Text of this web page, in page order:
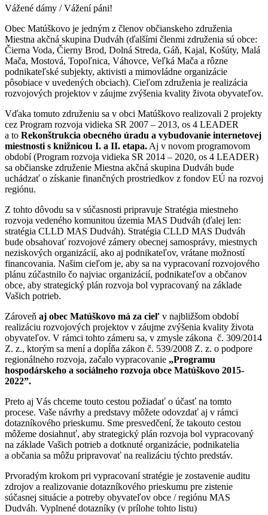
Vážené dámy / Vážení páni!
Obec Matúškovo je jedným z členov občianskeho združenia
Miestna akčná skupina Dudváh (ďalšími členmi združenia sú obce:
Čierna Voda, Čierny Brod, Dolná Streda, Gáň, Kajal, Košúty, Malá
Mača, Mostová, Topoľnica, Váhovce, Veľká Mača a rôzne
podnikateľské subjekty, aktivisti a mimovládne organizácie
pôsobiace v uvedených obciach). Cieľom združenia je realizácia
rozvojových projektov v záujme zvýšenia kvality života obyvateľov.
Vďaka tomuto združeniu sa v obci Matúškovo realizovali 2 projekty
cez Program rozvoja vidieka SR 2007 – 2013, os 4 LEADER
a to Rekonštrukcia obecného úradu a vybudovanie internetovej
miestnosti s knižnicou I. a II. etapa. Aj v novom programovom
období (Program rozvoja vidieka SR 2014 – 2020, os 4 LEADER)
sa občianske združenie Miestna akčná skupina Dudváh bude
uchádzať o získanie finančných prostriedkov z fondov EÚ na rozvoj
regiónu.
Z tohto dôvodu sa v súčasnosti pripravuje Stratégia miestneho
rozvoja vedeného komunitou územia MAS Dudváh (ďalej len:
stratégia CLLD MAS Dudváh). Stratégia CLLD MAS Dudváh
bude obsahovať rozvojové zámery obecnej samosprávy, miestnych
neziskových organizácií, ako aj podnikateľov, vrátane možností
financovania. Našim cieľom je, aby sa na vypracovaní rozvojového
plánu zúčastnilo čo najviac organizácií, podnikateľov a občanov
obce, aby strategický plán rozvoja bol vypracovaný na základe
Vašich potrieb.
Zároveň aj obec Matúškovo má za cieľ v najbližšom období
realizáciu rozvojových projektov v záujme zvýšenia kvality života
obyvateľov. V rámci tohto zámeru sa, v zmysle zákona č. 309/2014
Z. z., ktorým sa mení a dopĺňa zákon č. 539/2008 Z. z. o podpore
regionálneho rozvoja, začalo vypracovanie „Programu
hospodárskeho a sociálneho rozvoja obce Matúškovo 2015-
2022”.
Preto aj Vás chceme touto cestou požiadať o účasť na tomto
procese. Vaše návrhy a predstavy môžete odovzdať aj v rámci
dotazníkového prieskumu. Sme presvedčení, že takouto cestou
môžeme dosiahnuť, aby strategický plán rozvoja bol vypracovaný
na základe Vašich potrieb a dotknuté organizácie, podnikatelia
a občania sa môžu pripravovať na realizáciu týchto predstáv.
Prvoradým krokom pri vypracovaní stratégie je zostavenie auditu
zdrojov a realizovanie dotazníkového prieskumu pre zistenie
súčasnej situácie a potreby obyvateľov obce / regiónu MAS
Dudváh. Vyplnené dotazníky (v prílohe tohto listu)